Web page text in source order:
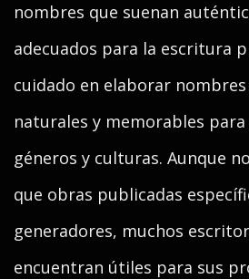
nombres que suenan
adecuados para la escritura
cuidado en elaborar
naturales y memorables
géneros y culturas. Aunque
que obras publicadas
generadores, muchos
encuentran útiles para sus